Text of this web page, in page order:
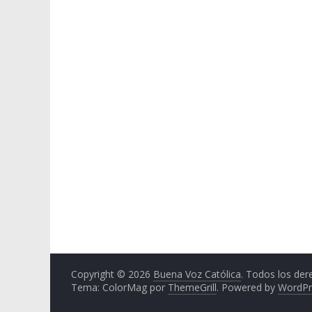
Copyright © 2026 Buena Voz Católica. Todos los
Tema: ColorMag por ThemeGrill. Powered by